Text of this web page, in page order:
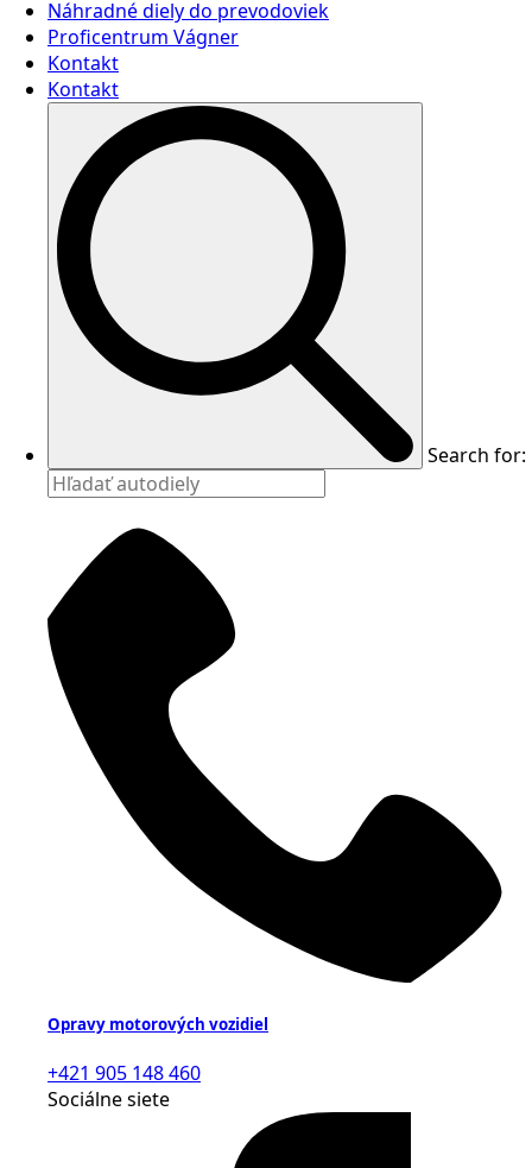
Náhradné diely do prevodoviek
Proficentrum Vágner
Kontakt
Kontakt
Search for:
Opravy motorových vozidiel
+421 905 148 460
Sociálne siete